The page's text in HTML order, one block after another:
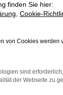
Webseiten, zum
bestimmter
die
oder in
finden Sie hier:
Cookie-
von Cookies werden
sind
der Webseite zu